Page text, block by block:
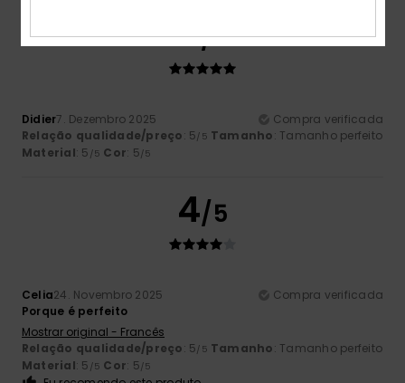
5/5
Didier7. Dezembro 2025
Compra verificada
Relação qualidade/preço: 5/5 Tamanho: Tamanho perfeito
Material: 5 /5 Cor: 5/5
4/5
Celia24. Novembro 2025
Compra verificada
Porque é perfeito
Mostrar original - Francês
Relação qualidade/preço: 5/5 Tamanho: Tamanho perfeito
Material: 5 /5 Cor: 5/5